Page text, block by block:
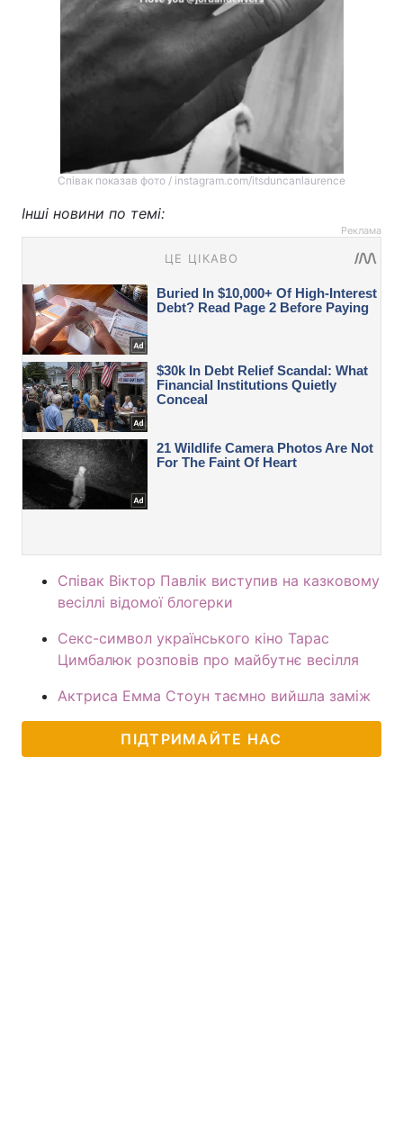
Співак показав фото / instagram.com/itsduncanlaurence
Інші новини по темі:
Реклама
Співак Віктор Павлік виступив на казковому
весіллі відомої блогерки
Секс-символ українського кіно Тарас
Цимбалюк розповів про майбутнє весілля
Актриса Емма Стоун таємно вийшла заміж
ПІДТРИМАЙТЕ НАС